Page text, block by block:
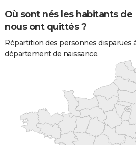
Où sont nés les habitants
nous ont quittés ?
Répartition des personnes disparues
département de naissance.